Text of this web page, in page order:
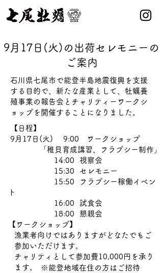
​9月17日(火)の出荷セレモニーの
ご案内
​石川県七尾市で能登半島地震復興を支援
する目的で、新たな産業として、牡蠣養
殖事業の報告会とチャリティーワークシ
ョップを開催することになりました。
【日程】
​9月17日(火) 9:00 ワークショップ
​「稚貝育成講習、フラプシー制作」
​ 14:00 視察会
15:30 セレモニー
15:50 フラプシー稼働イベン
ト
16:00 試食会
18:00 懇親会
【ワークショップ】
​漁業者向けではありますがどなたでもご
参加いただけます。
​チャリティとして参加費10,000円を承り
ます。
※能登地域在住の方はご招待